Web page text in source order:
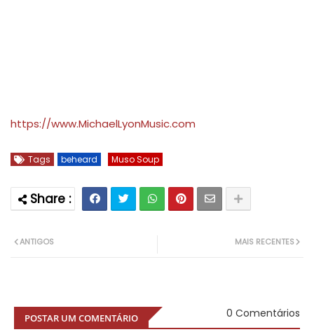
https://www.MichaelLyonMusic.com
Tags beheard Muso Soup
MAIS RECENTES
ANTIGOS
POSTAR UM COMENTÁRIO 0 Comentários